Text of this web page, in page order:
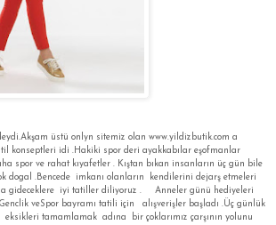
üstü onlyn sitemiz olan www.yildizbutik.com a
konseptleri idi .Hakiki spor deri ayakkabılar eşofmanlar
spor ve rahat kıyafetler . Kıştan bıkan insanların üç gün bile
dogal .Bencede imkanı olanların kendilerini dejarş etmeleri
gideceklere iyi tatiller diliyoruz . Anneler günü hediyeleri
veSpor bayramı tatili için alışverişler başladı .Üç günlük
tamamlamak adına bir çoklarımız çarşının yolunu